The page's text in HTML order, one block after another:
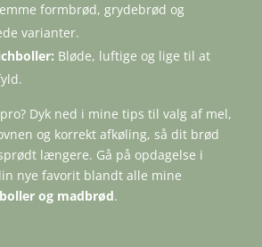
formbrød, grydebrød og
varianter.
Bløde, luftige og lige til at
Dyk ned i mine tips til valg af mel,
og korrekt afkøling, så dit brød
længere. Gå på opdagelse i
nye favorit blandt alle mine
og madbrød.